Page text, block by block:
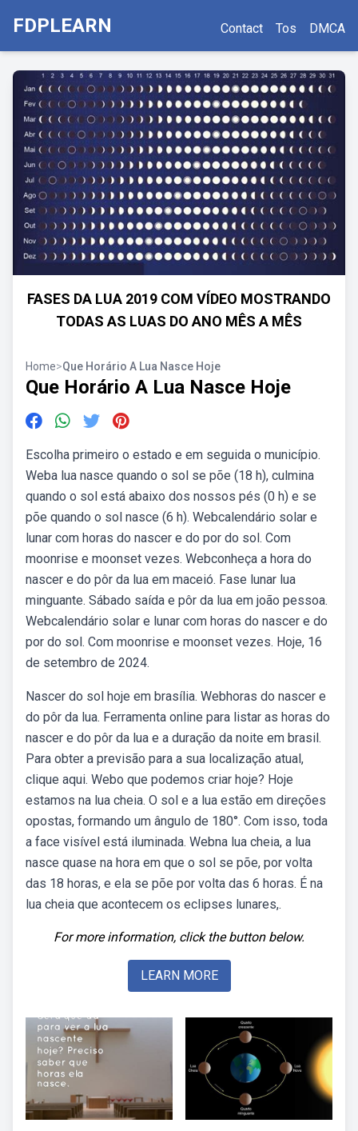
FDPLEARN Contact Tos DMCA
FASES DA LUA 2019 COM VÍDEO MOSTRANDO
TODAS AS LUAS DO ANO MÊS A MÊS
Home>Que Horário A Lua Nasce Hoje
Que Horário A Lua Nasce Hoje
Escolha primeiro o estado e em seguida o município.
Weba lua nasce quando o sol se põe (18 h), culmina
quando o sol está abaixo dos nossos pés (0 h) e se
põe quando o sol nasce (6 h). Webcalendário solar e
lunar com horas do nascer e do por do sol. Com
moonrise e moonset vezes. Webconheça a hora do
nascer e do pôr da lua em maceió. Fase lunar lua
minguante. Sábado saída e pôr da lua em joão pessoa.
Webcalendário solar e lunar com horas do nascer e do
por do sol. Com moonrise e moonset vezes. Hoje, 16
de setembro de 2024.
Nascer do sol hoje em brasília. Webhoras do nascer e
do pôr da lua. Ferramenta online para listar as horas do
nascer e do pôr da lua e a duração da noite em brasil.
Para obter a previsão para a sua localização atual,
clique aqui. Webo que podemos criar hoje? Hoje
estamos na lua cheia. O sol e a lua estão em direções
opostas, formando um ângulo de 180°. Com isso, toda
a face visível está iluminada. Webna lua cheia, a lua
nasce quase na hora em que o sol se põe, por volta
das 18 horas, e ela se põe por volta das 6 horas. É na
lua cheia que acontecem os eclipses lunares,.
For more information, click the button below.
LEARN MORE